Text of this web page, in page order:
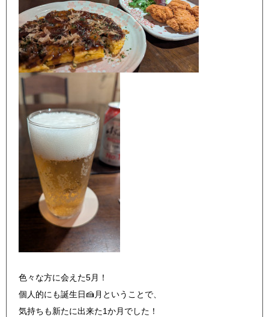
色々な方に会えた5月！
個人的にも誕生日🍰月ということで、
気持ちも新たに出来た1か月でした！